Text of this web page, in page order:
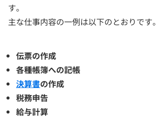
す。
主な仕事内容の一例は以下のとおりです。
伝票の作成
各種帳簿への記帳
決算書の作成
税務申告
給与計算